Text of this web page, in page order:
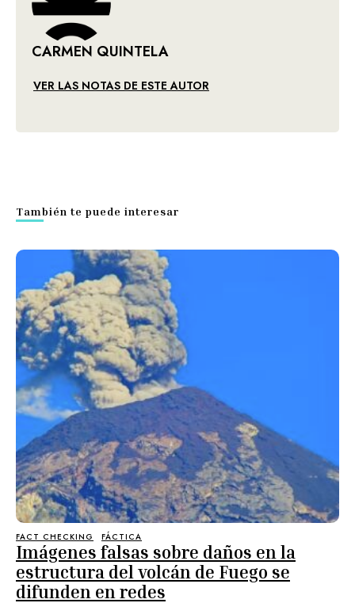
CARMEN QUINTELA
VER LAS NOTAS DE ESTE AUTOR
También te puede interesar
FACT CHECKING FÁCTICA
Imágenes falsas sobre daños en la
estructura del volcán de Fuego se
difunden en redes